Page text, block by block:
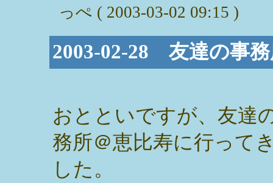
っぺ ( 2003-03-02 09:15 )
2003-02-28 友達の事
おとといですが、友達
務所＠恵比寿に行って
した。